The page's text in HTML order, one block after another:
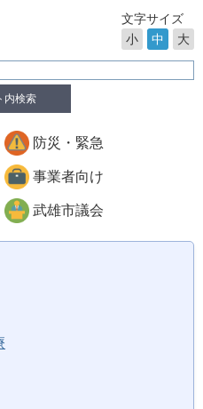
内検索
文字サイズ
小
中 大
防災・緊急
事業者向け
武雄市議会